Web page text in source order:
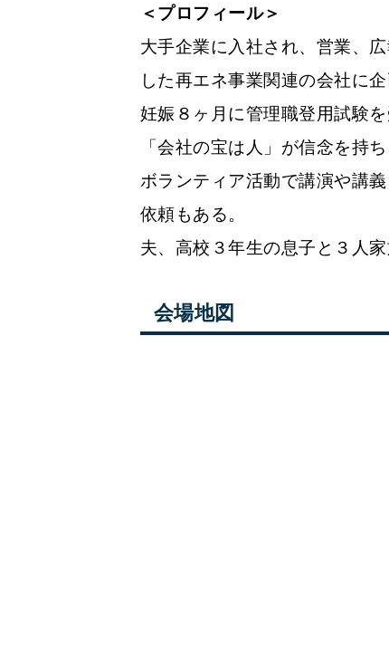
＜プロフィール＞
大手企業に入社され、営業、
した再エネ事業関連の会社に
妊娠８ヶ月に管理職登用試験
「会社の宝は人」が信念を持
ボランティア活動で講演や講
依頼もある。
夫、高校３年生の息子と３人家
会場地図